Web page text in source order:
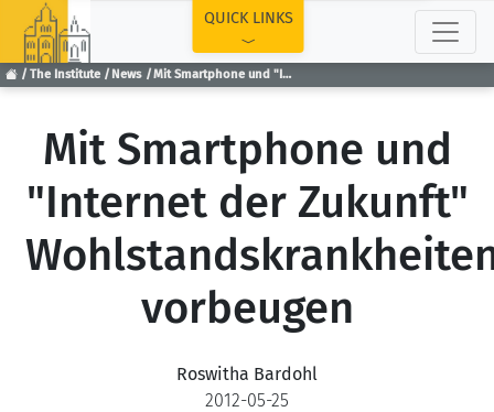
The Institute News Mit Smartphone und "Internet der Zukunft" Wohlstandskrankheiten vorbeugen
QUICK LINKS
Mit Smartphone und
"Internet der Zukunft"
vorbeugen
Roswitha Bardohl
2012-05-25